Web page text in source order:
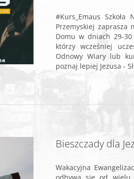
#Kurs_Emaus
Przemyskiej
Domu w dniach 29-
którzy wcześniej
Odnowy Wiary lub
poznaj lepiej Jezusa -
Bieszczady dla
Wakacyjna